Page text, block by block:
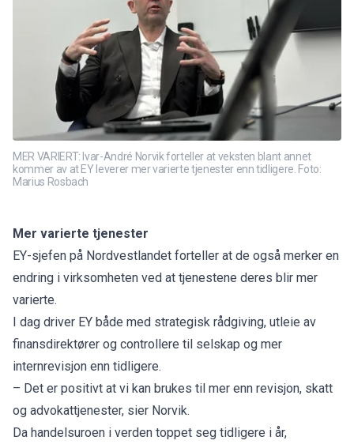
MER VARIERT: Ivar-André Norvik forteller at veksten blant annet
kommer av at EY leverer mer varierte tjenester enn tidligere. Foto:
Marius Rosbach
Mer varierte tjenester
EY-sjefen på Nordvestlandet forteller at de også merker en
endring i virksomheten ved at tjenestene deres blir mer
varierte.
I dag driver EY både med strategisk rådgiving, utleie av
finansdirektører og controllere til selskap og mer
internrevisjon enn tidligere.
– Det er positivt at vi kan brukes til mer enn revisjon, skatt
og advokattjenester, sier Norvik.
Da handelsuroen i verden toppet seg tidligere i år,